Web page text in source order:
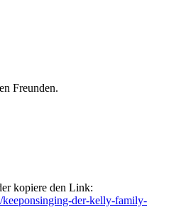
Freunden.
kopiere den Link:
keeponsinging-der-kelly-family-